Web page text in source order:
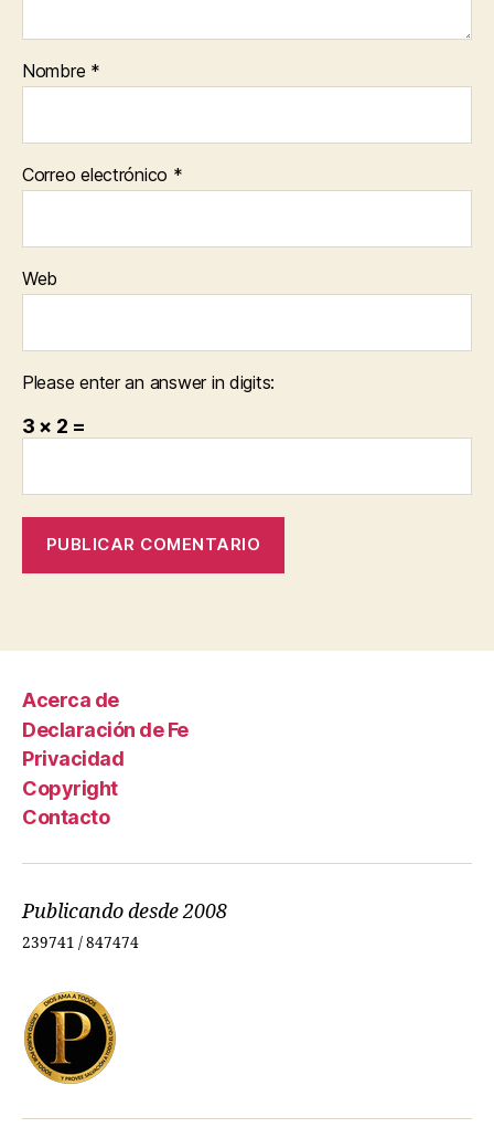
Nombre *
Correo electrónico *
Web
Please enter an answer in digits:
3 × 2 =
Acerca de
Declaración de Fe
Privacidad
Copyright
Contacto
Publicando desde 2008
239741 / 847474